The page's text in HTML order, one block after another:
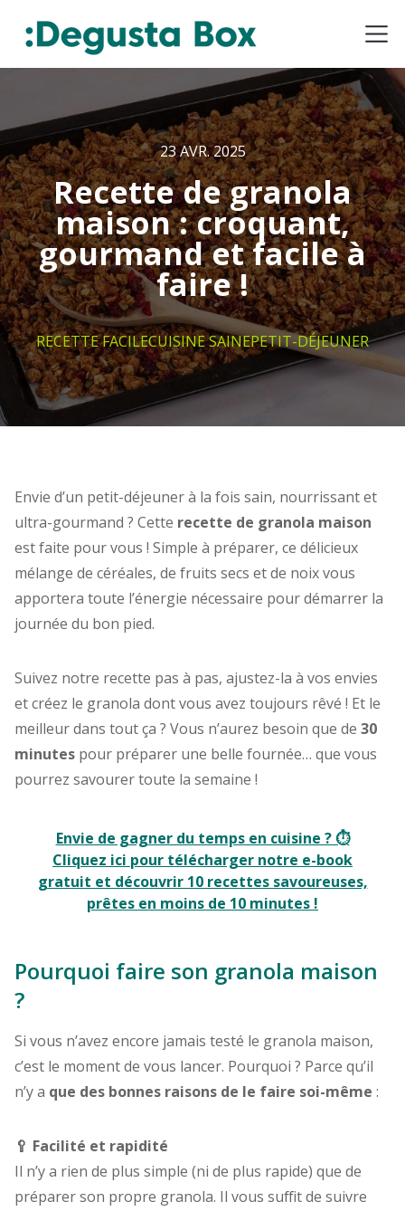
23 AVR. 2025
Recette de granola
maison : croquant,
gourmand et facile à
faire !
RECETTE FACILECUISINE SAINEPETIT-DÉJEUNER
Envie d’un petit-déjeuner à la fois sain, nourrissant et
ultra-gourmand ? Cette recette de granola maison
est faite pour vous ! Simple à préparer, ce délicieux
mélange de céréales, de fruits secs et de noix vous
apportera toute l’énergie nécessaire pour démarrer la
journée du bon pied.
Suivez notre recette pas à pas, ajustez-la à vos envies
et créez le granola dont vous avez toujours rêvé ! Et le
meilleur dans tout ça ? Vous n’aurez besoin que de 30
minutes pour préparer une belle fournée… que vous
pourrez savourer toute la semaine !
Envie de gagner du temps en cuisine ? ⏱️
Cliquez ici pour télécharger notre e-book
gratuit et découvrir 10 recettes savoureuses,
prêtes en moins de 10 minutes !
Pourquoi faire son granola maison
?
Si vous n’avez encore jamais testé le granola maison,
c’est le moment de vous lancer. Pourquoi ? Parce qu’il
n’y a que des bonnes raisons de le faire soi-même :
🥄 Facilité et rapidité
Il n’y a rien de plus simple (ni de plus rapide) que de
préparer son propre granola. Il vous suffit de suivre